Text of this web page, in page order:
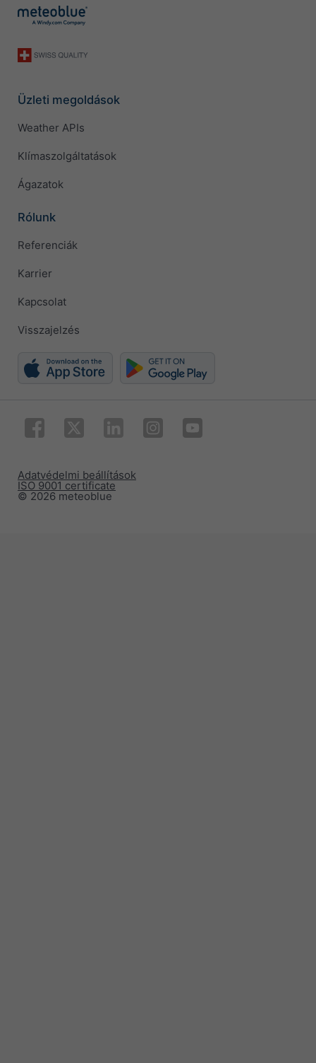
Üzleti megoldások
Weather APIs
Klímaszolgáltatások
Ágazatok
Rólunk
Referenciák
Karrier
Kapcsolat
Visszajelzés
© 2026 meteoblue
ISO 9001 certificate
Adatvédelmi beállítások